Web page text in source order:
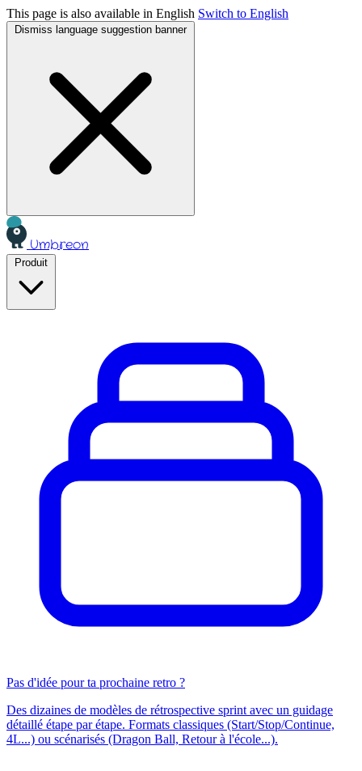
This page is also available in English Switch to English
Dismiss language suggestion banner
Umbreon
Pas d'idée pour ta prochaine retro ?
Des dizaines de modèles de rétrospective sprint avec un guidage
détaillé étape par étape. Formats classiques (Start/Stop/Continue,
4L...) ou scénarisés (Dragon Ball, Retour à l'école...).